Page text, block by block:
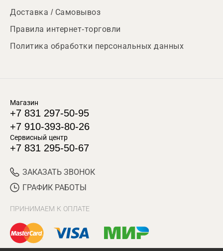
Доставка / Самовывоз
Правила интернет-торговли
Политика обработки персональных данных
Магазин
+7 831 297-50-95
+7 910-393-80-26
Сервисный центр
+7 831 295-50-67
ЗАКАЗАТЬ ЗВОНОК
ГРАФИК РАБОТЫ
ПРИНИМАЕМ К ОПЛАТЕ